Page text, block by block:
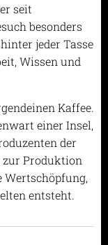
seit
besonders
jeder Tasse
Wissen und
Kaffee.
einer Insel,
der
zur Produktion
entsteht.